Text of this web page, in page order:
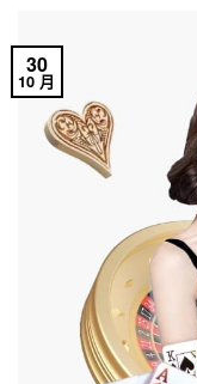
30
10 月